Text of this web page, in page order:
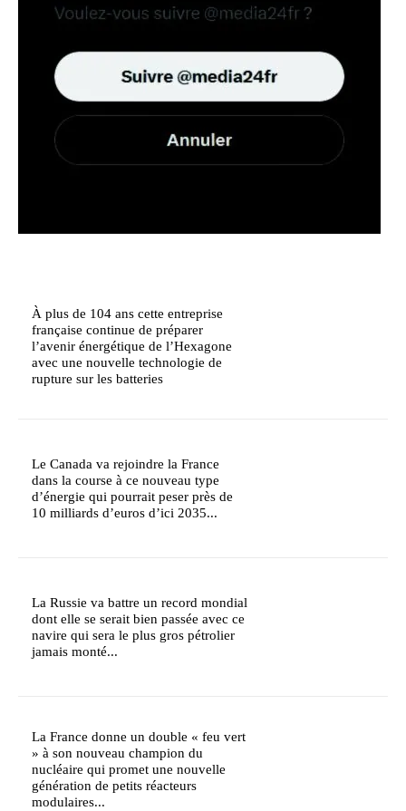
À plus de 104 ans cette entreprise
française continue de préparer
l’avenir énergétique de l’Hexagone
avec une nouvelle technologie de
rupture sur les batteries
Le Canada va rejoindre la France
dans la course à ce nouveau type
d’énergie qui pourrait peser près de
10 milliards d’euros d’ici 2035...
La Russie va battre un record mondial
dont elle se serait bien passée avec ce
navire qui sera le plus gros pétrolier
jamais monté...
La France donne un double « feu vert
» à son nouveau champion du
nucléaire qui promet une nouvelle
génération de petits réacteurs
modulaires...